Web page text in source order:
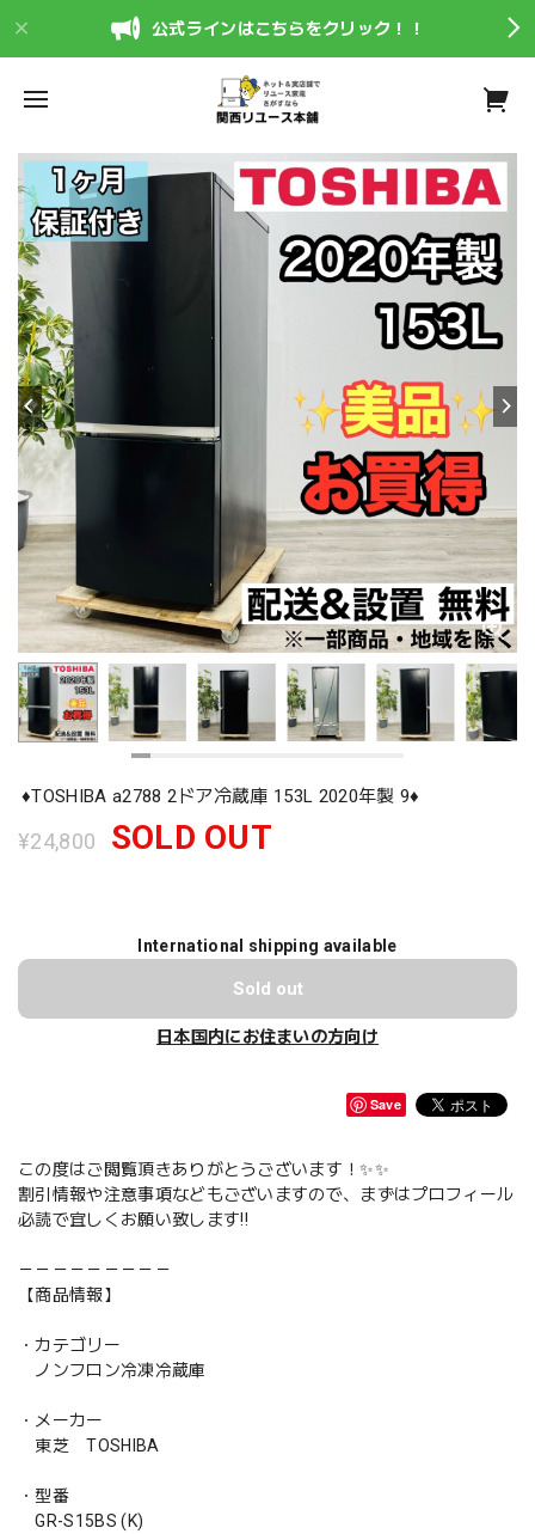
公式ラインはこちらをクリック！！
♦️TOSHIBA a2788 2ドア冷蔵庫 153L 2020年製 9♦️
¥24,800 SOLD OUT
International shipping available
Sold out
日本国内にお住まいの方向け
Save
この度はご閲覧頂きありがとうございます！✨✨
割引情報や注意事項などもございますので、まずはプロフィール
必読で宜しくお願い致します‼️
－－－－－－－－－
【商品情報】
・カテゴリー
ノンフロン冷凍冷蔵庫
・メーカー
東芝 TOSHIBA
・型番
GR-S15BS (K)